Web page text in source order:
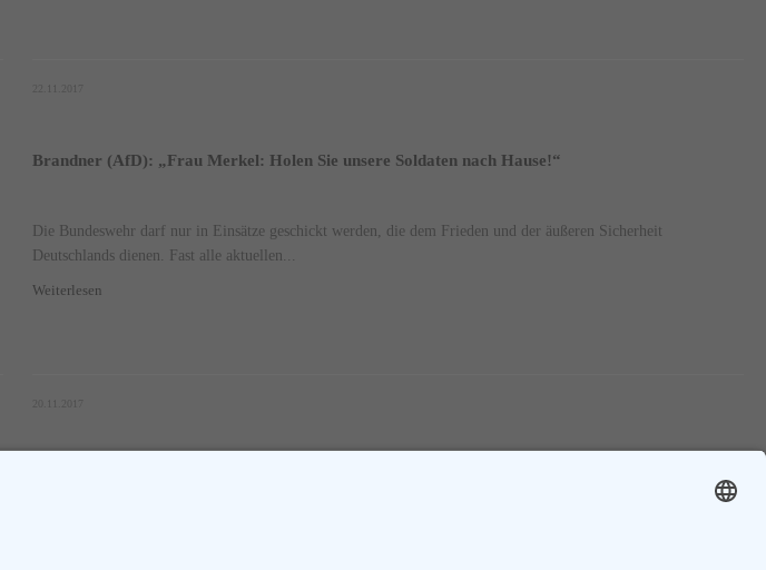
Brandner (AfD): „Frau Merkel: Holen Sie unsere Soldaten nach Hause!“
Die Bundeswehr darf nur in Einsätze geschickt werden, die dem Frieden und der äußeren Sicherheit
Deutschlands dienen. Fast alle aktuellen...
Weiterlesen